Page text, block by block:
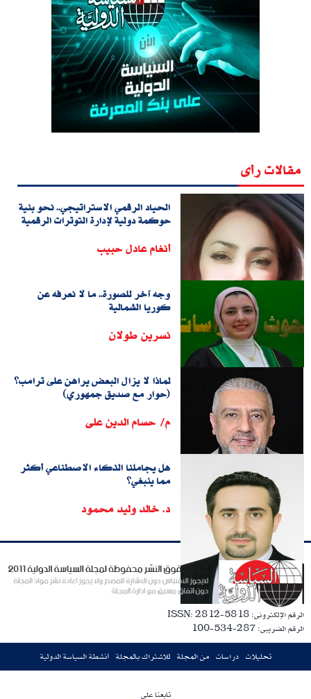
مقالات رأى
الحياد الرقمي الاستراتيجي.. نحو بنية
حوكمة دولية لإدارة التوترات الرقمية
أنغام عادل حبيب
وجه آخر للصورة.. ما لا نعرفه عن
كوريا الشمالية
نسرين طولان
لماذا لا يزال البعض يراهن على ترامب؟
(حوار مع صديق جمهوري)
م/ حسام الدين على
هل يجاملنا الذكاء الاصطناعي أكثر
مما ينبغي؟
د. خالد وليد محمود
الرقم الإلكترونى: ISSN: 2812-5818
الرقم الضريبى: 287-534-100
تحليلات دراسات من المجلة للاشتراك بالمجلة أنشطة السياسة الدولية
تابعنا على